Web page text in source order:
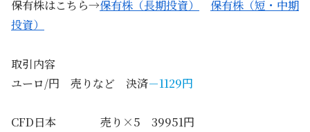
保有株はこちら→保有株（長期投資）
保有株（短・中期
投資）
取引内容
ユーロ/円 売りなど 決済－1129円
CFD日本 売り×5 39951円